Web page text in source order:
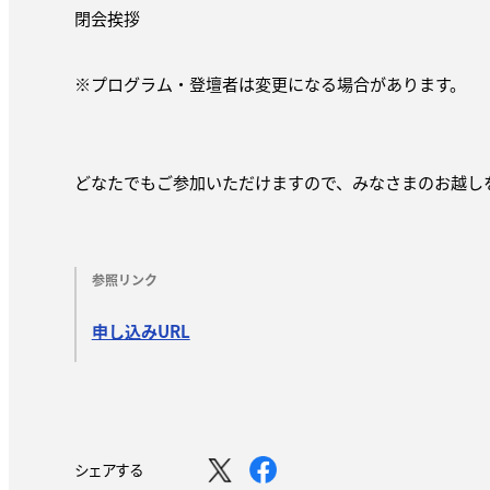
閉会挨拶
※プログラム・登壇者は変更になる場合があります。
どなたでもご参加いただけますので、みなさまのお越し
参照リンク
申し込みURL
シェアする